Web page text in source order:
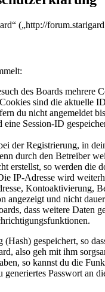
(„http://
des Boards mehrere
sind die aktuelle
du nicht angemeldet
Session-ID
der Registrierung, in
durch den Betreiber
erstellst, so werden die
IP-Adresse wird
Kontoaktivierung,
und nicht
dass weitere Daten
gespeichert, so
also geh mit ihm
so kannst du die
Passwort an